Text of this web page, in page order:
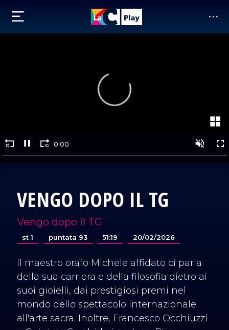
VENGO DOPO IL TG
Vengo dopo il TG
st 1 puntata 93 51:19 20/02/2026
Il maestro orafo Michele affidato ci parla
della sua carriera e della filosofia dietro ai
suoi gioielli, dai prestigiosi premi nel
mondo dello spettacolo internazionale
all'arte sacra. Inoltre, Francesco Occhiuzzi